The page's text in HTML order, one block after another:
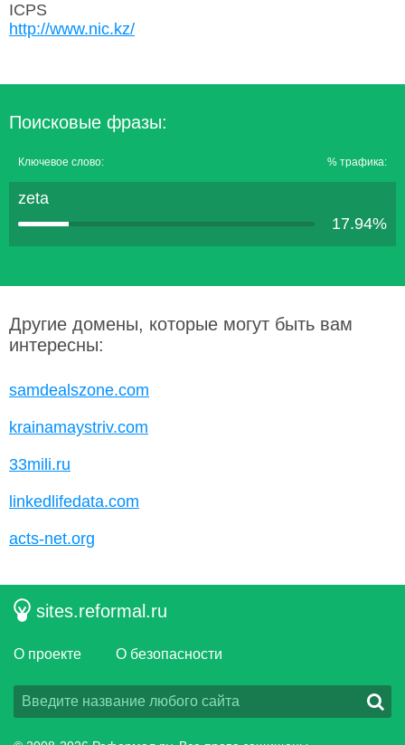
ICPS
http://www.nic.kz/
Поисковые фразы:
Ключевое слово: % трафика:
zeta
17.94%
Другие домены, которые могут быть вам
интересны:
samdealszone.com
krainamaystriv.com
33mili.ru
linkedlifedata.com
acts-net.org
sites.reformal.ru
О проекте О безопасности